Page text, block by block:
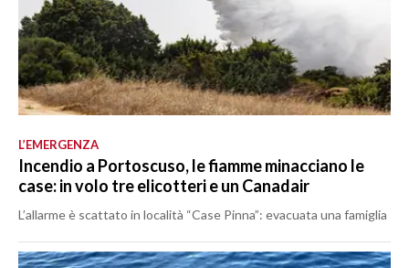
L’EMERGENZA
Incendio a Portoscuso, le fiamme minacciano le
case: in volo tre elicotteri e un Canadair
L’allarme è scattato in località “Case Pinna”: evacuata una famiglia